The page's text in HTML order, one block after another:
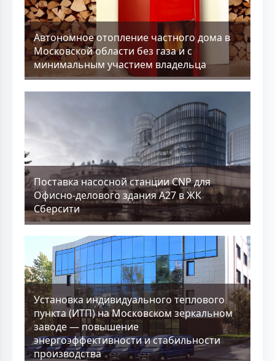
Aвтономное отопление частного дома в
Московской области без газа и с
минимальным участием владельца
Поставка насосной станции CNP для
Офисно-делового здания А27 в ЖК
Сберсити
Установка индивидуального теплового
пункта (ИТП) на Московском зеркальном
заводе — повышение
энергоэффективности и стабильности
производства